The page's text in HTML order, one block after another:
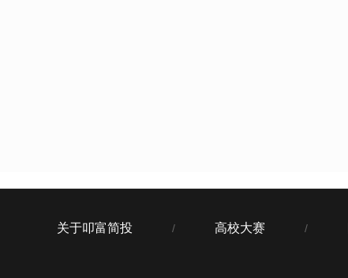
关于叩富简投 / 高校大赛 /